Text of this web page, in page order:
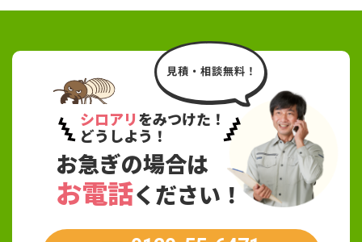
シロアリをみつけた！
どうしよう！
お急ぎの場合は
お電話ください！